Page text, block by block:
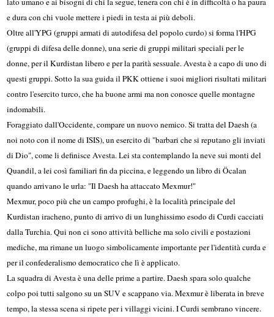
e dura con chi vuole mettere i piedi in testa ai più deboli.
Oltre all'YPG (gruppi armati di autodifesa del popolo curdo) si forma l'HPG
(gruppi di difesa delle donne), una serie di gruppi militari speciali per le
donne, per il Kurdistan libero e per la parità sessuale. Avesta è a capo di uno di
questi gruppi. Sotto la sua guida il PKK ottiene i suoi migliori risultati militari
contro l'esercito turco, che ha buone armi ma non conosce quelle montagne
indomabili.
Foraggiato dall'Occidente, compare un nuovo nemico. Si tratta del Daesh (a
noi noto con il nome di ISIS), un esercito di "barbari che si reputano gli inviati
di Dio", come li definisce Avesta. Lei sta contemplando la neve sui monti del
Quandil, a lei così familiari fin da piccina, e leggendo un libro di Öcalan
quando arrivano le urla: "Il Daesh ha attaccato Mexmur!"
Mexmur, poco più che un campo profughi, è la località principale del
Kurdistan iracheno, punto di arrivo di un lunghissimo esodo di Curdi cacciati
dalla Turchia. Qui non ci sono attività belliche ma solo civili e postazioni
mediche, ma rimane un luogo simbolicamente importante per l'identità curda e
per il confederalismo democratico che lì è applicato.
La squadra di Avesta è una delle prime a partire. Daesh spara solo qualche
colpo poi tutti salgono su un SUV e scappano via. Mexmur è liberata in breve
tempo, la stessa scena si ripete per i villaggi vicini.I Curdi sembrano vincere.